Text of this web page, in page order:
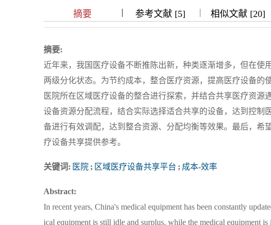
摘要 ||| 参考文献 [5] | 相似文献 [20]
摘要:
近年来，我国医疗设备不断推陈出新，种类逐渐增多，但在使
两级分化状态。为节约成本，整合医疗资源，提高医疗设备的
医院所在区域医疗设备的整合进行探索，并结合共享医疗资
设备资源分配流程，结合实际选择适合共享的设备，达到控制
备进行有效调配，达到整合资源、分配均衡等效果。最后，希
疗设备共享提供参考。
关键词: 医院 ; 区域医疗设备共享平台 ; 成本-效率
Abstract:
In recent years, China's medical equipment has been constantly
ical equipment is still idle and surplus, while the medical equipment